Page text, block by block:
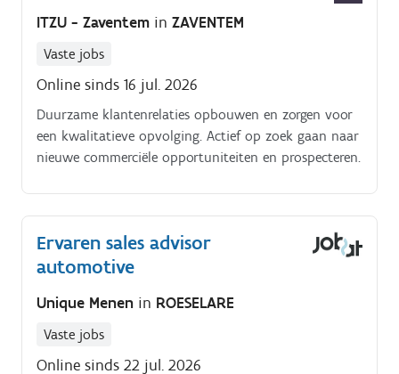
ITZU - Zaventem in ZAVENTEM
Vaste jobs
Online sinds 16 jul. 2026
Duurzame klantenrelaties opbouwen en zorgen voor
een kwalitatieve opvolging. Actief op zoek gaan naar
nieuwe commerciële opportuniteiten en prospecteren.
Ervaren sales advisor
automotive
Unique Menen in ROESELARE
Vaste jobs
Online sinds 22 jul. 2026